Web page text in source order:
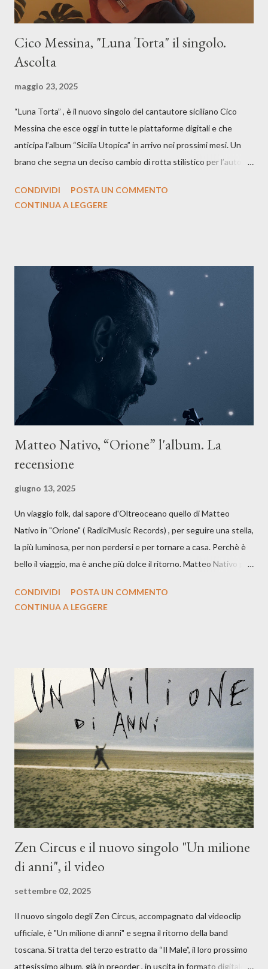
Cico Messina, "Luna Torta" il singolo.
Ascolta
maggio 23, 2025
“Luna Torta” , è il nuovo singolo del cantautore siciliano Cico
Messina che esce oggi in tutte le piattaforme digitali e che
anticipa l’album “Sicilia Utopica” in arrivo nei prossimi mesi. Un
brano che segna un deciso cambio di rotta stilistico per l’autore
testo ibrido tra italiano e siciliano, e un’urgenza espressiva che
La canzone racconta la difficoltà di creare, e perfino di esistere,
sotto il peso della realtà. Ma lo fa cercando una via d’uscita, una
forma di assoluzione, nel vivere e nel suonare, nel trovare respiro
anche quando l’aria sembra farsi più densa. Il brano è anche una
dichiarazione d’intenti: Cico Messina apre il suo nuovo percorso
artistico con una composizi...
CONDIVIDI
POSTA UN COMMENTO
CONTINUA A LEGGERE
Matteo Nativo, “Orione” l'album. La
recensione
giugno 13, 2025
Un viaggio folk, dal sapore d'Oltreoceano quello di Matteo
Nativo in "Orione" ( RadiciMusic Records) , per seguire una stella,
la più luminosa, per non perdersi e per tornare a casa. Perchè è
bello il viaggio, ma è anche più dolce il ritorno. Matteo Nativo per
indubbiamente matura e consapevole oltre che con ottimi
Dicevamo. Ed è da qui che il nostro inizia questo concept
musicale, con " Che ora è" , raccontando la separazione dalla
moglie, del senso di sconfitta e del caldo afoso che opprime,
giusta condizione di sopraffazione: "Non so che ora è, che giorno
è, di questa estate che...". E' raro fare uscire come singolo una
cover, ma...
CONDIVIDI
POSTA UN COMMENTO
CONTINUA A LEGGERE
Zen Circus e il nuovo singolo "Un milione
di anni", il video
settembre 02, 2025
Il nuovo singolo degli Zen Circus, accompagnato dal videoclip
ufficiale, è "Un milione di anni" e segna il ritorno della band
toscana. Si tratta del terzo estratto da “Il Male”, il loro prossimo
attesissimo album, già in preorder , in uscita in formato digitale il